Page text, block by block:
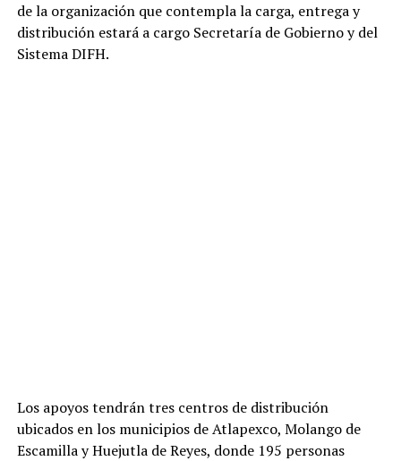
de la organización que contempla la carga, entrega y
distribución estará a cargo Secretaría de Gobierno y del
Sistema DIFH.
Los apoyos tendrán tres centros de distribución
ubicados en los municipios de Atlapexco, Molango de
Escamilla y Huejutla de Reyes, donde 195 personas